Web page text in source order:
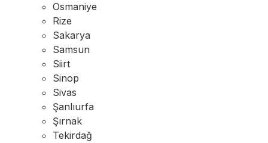
Osmaniye
Rize
Sakarya
Samsun
Siirt
Sinop
Sivas
Şanlıurfa
Şırnak
Tekirdağ